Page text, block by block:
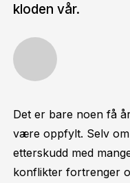
kloden vår.
Det er bare noen få
være oppfylt. Selv
etterskudd med
konflikter fortrenger